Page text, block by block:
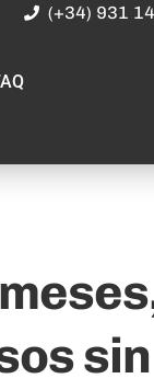
(+34) 931